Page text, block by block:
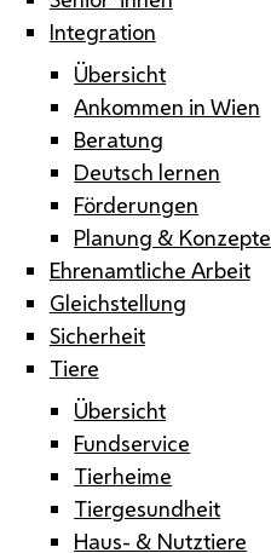
Integration
Übersicht
Ankommen in Wien
Beratung
Deutsch lernen
Förderungen
Planung & Konzepte
Ehrenamtliche Arbeit
Gleichstellung
Sicherheit
Tiere
Übersicht
Fundservice
Tierheime
Tiergesundheit
Haus- & Nutztiere